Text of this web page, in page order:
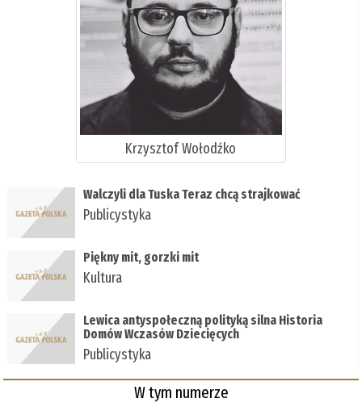
Krzysztof Wołodźko
Walczyli dla Tuska Teraz chcą strajkować
Publicystyka
Piękny mit, gorzki mit
Kultura
Lewica antyspołeczną polityką silna Historia
Domów Wczasów Dziecięcych
Publicystyka
W tym numerze